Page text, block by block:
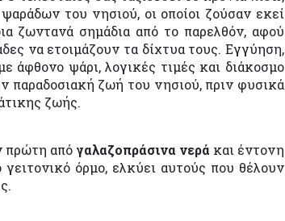
του νησιού, οι οποίοι ζούσαν εκεί
ζωντανά σημάδια από το παρελθόν, αφού
να ετοιμάζουν τα δίχτυα τους. Εγγύηση,
άφθονο ψάρι, λογικές τιμές και διάκοσμο
παραδοσιακή ζωή του νησιού, πριν φυσικά
ζωής.
πρώτη από γαλαζοπράσινα νερά και έντονη
όρμο, ελκύει αυτούς που θέλουν